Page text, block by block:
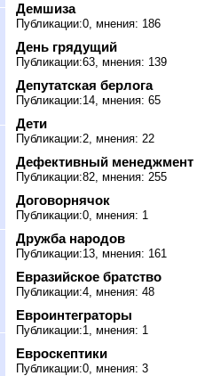
Демшиза
Публикации:0, мнения: 186
День грядущий
Публикации:63, мнения: 139
Депутатская берлога
Публикации:14, мнения: 65
Дети
Публикации:2, мнения: 22
Дефективный менеджмент
Публикации:82, мнения: 255
Договорнячок
Публикации:0, мнения: 1
Дружба народов
Публикации:13, мнения: 161
Евразийское братство
Публикации:4, мнения: 48
Евроинтеграторы
Публикации:1, мнения: 1
Евроскептики
Публикации:0, мнения: 3